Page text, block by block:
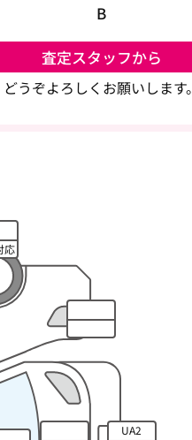
B
査定スタッフから
どうぞよろしくお願いします。
応
UA2